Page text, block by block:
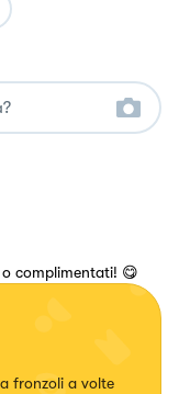
complimentati! 😋
fronzoli a volte